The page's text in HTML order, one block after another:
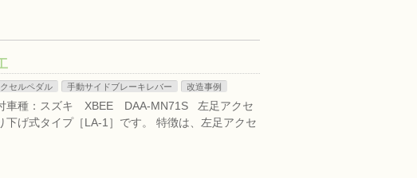
セルペダル 手動サイドブレーキレバー 改造事例
車種：スズキ XBEE DAA-MN71S 左足アクセ
げ式タイプ［LA-1］です。 特徴は、左足アクセ